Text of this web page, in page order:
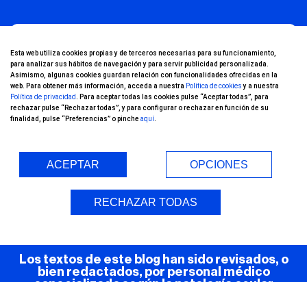
¡Conoce nuestro
canal de YouTube!
Entorno Seguro (COVID-19)
Los textos de este blog han sido revisados, o
bien redactados, por personal médico
Esta web utiliza cookies propias y de terceros necesarias para su funcionamiento,
para analizar sus hábitos de navegación y para servir publicidad personalizada.
Asimismo, algunas cookies guardan relación con funcionalidades ofrecidas en la
web. Para obtener más información, acceda a nuestra Política de cookiesy a nuestra
Política de privacidad
. Para aceptar todas las cookies pulse “Aceptar todas”, para
rechazar pulse “Rechazar todas”, y para configurar o rechazar en función de su
finalidad, pulse “Preferencias” o pinche aquí
ACEPTAR OPCIONES
RECHAZAR TODAS